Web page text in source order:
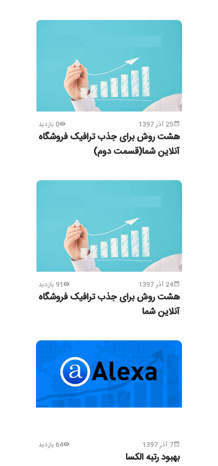
25 آذر 1397 0 بازدید
هشت روش برای جذب ترافیک فروشگاه
آنلاین شما(قسمت دوم)
24 آذر 1397 91 بازدید
هشت روش برای جذب ترافیک فروشگاه
آنلاین شما
7 آذر 1397 64 بازدید
بهبود رتبه الکسا